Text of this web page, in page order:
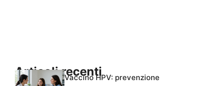
Articoli recentiVaccino HPV: prevenzione